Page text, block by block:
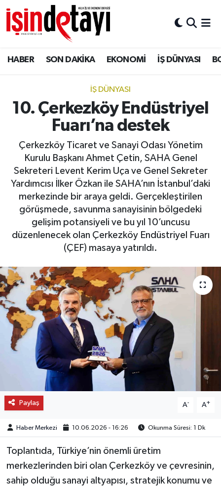
HABER SON DAKİKA EKONOMİ İŞ DÜNYASI
İŞ DÜNYASI
10. Çerkezköy Endüstriyel
Fuarı’na destek
Çerkezköy Ticaret ve Sanayi Odası Yönetim
Kurulu Başkanı Ahmet Çetin, SAHA Genel
Sekreteri Levent Kerim Uça ve Genel Sekreter
Yardımcısı İlker Özkan ile SAHA’nın İstanbul’daki
merkezinde bir araya geldi. Gerçekleştirilen
görüşmede, savunma sanayisinin bölgedeki
gelişim potansiyeli ve bu yıl 10’uncusu
düzenlenecek olan Çerkezköy Endüstriyel Fuarı
(ÇEF) masaya yatırıldı.
Paylaş A- A+
Haber Merkezi 10.06.2026 - 16:26 Okunma Süresi: 1 Dk
Toplantıda, Türkiye’nin önemli üretim
merkezlerinden biri olan Çerkezköy ve çevresinin,
sahip olduğu sanayi altyapısı, stratejik konumu ve
DÜNYA
Eğitim
ENERJİ HABERİ
HABER
LOJİSTİK
MAGAZİN
OTO DETAY
SON DAKİKA
SPOR
FİNANS
Nöbetçi Eczaneler
Hava Durumu
İstanbul Namaz Vakitleri
Trafik Durumu
Tüm Manşetler
Son Dakika Haberleri
Haber Arşivi